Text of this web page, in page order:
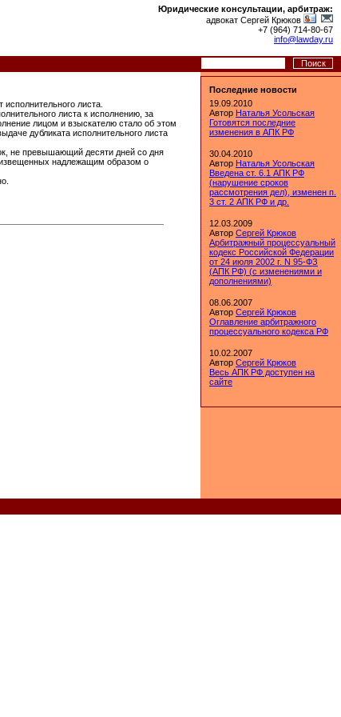
Юридические консультации, арбитраж:
адвокат Сергей Крюков
+7 (964) 714-80-67
info@lawday.ru
листа.
листа к исполнению, за
лицом и взыскателю стало об этом
дубликата исполнительного листа
не превышающий десяти дней со дня
надлежащим образом о
Последние новости
19.09.2010
Автор Наталья Усольская
Готовятся последние
изменения в АПК РФ
30.04.2010
Автор Наталья Усольская
Введена ст. 6.1 АПК РФ
(нарушение сроков
рассмотрения дел), изменен п.
3 ст. 2 АПК РФ и др.
12.03.2009
Автор Сергей Крюков
Арбитражный процессуальный
кодекс Российской Федерации
от 24 июля 2002 г. N 95-ФЗ
(АПК РФ) (с изменениями и
дополнениями)
08.06.2007
Автор Сергей Крюков
Оглавление арбитражного
процессуального кодекса РФ
10.02.2007
Автор Сергей Крюков
Весь АПК РФ доступен на
сайте